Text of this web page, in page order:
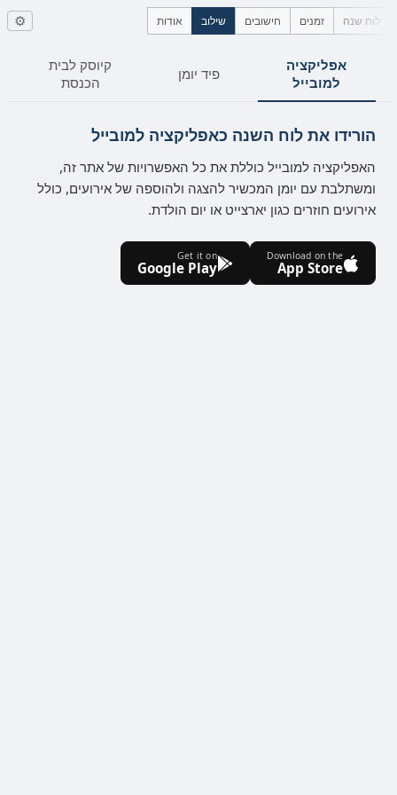
לוח שנה זמנים חישובים שילוב אודות ⚙
אפליקציה
למובייל
פיד יומן
קיוסק לבית
הכנסת
הורידו את לוח השנה כאפליקציה למובייל
האפליקציה למובייל כוללת את כל האפשרויות של אתר זה,
ומשתלבת עם יומן המכשיר להצגה ולהוספה של אירועים, כולל
אירועים חוזרים כגון יארצייט או יום הולדת.
Download on the
App Store
Get it on
Google Play